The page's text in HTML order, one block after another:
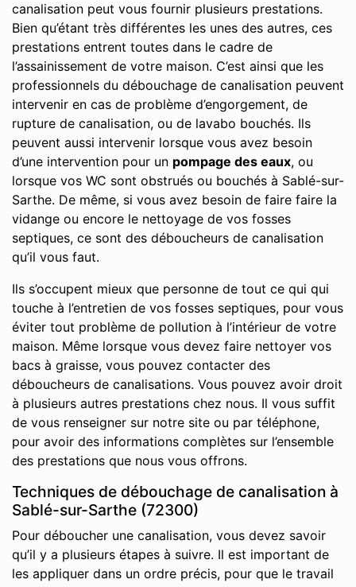
canalisation peut vous fournir plusieurs prestations.
Bien qu’étant très différentes les unes des autres, ces
prestations entrent toutes dans le cadre de
l’assainissement de votre maison. C’est ainsi que les
professionnels du débouchage de canalisation peuvent
intervenir en cas de problème d’engorgement, de
rupture de canalisation, ou de lavabo bouchés. Ils
peuvent aussi intervenir lorsque vous avez besoin
d’une intervention pour un pompage des eaux, ou
lorsque vos WC sont obstrués ou bouchés à Sablé-sur-
Sarthe. De même, si vous avez besoin de faire faire la
vidange ou encore le nettoyage de vos fosses
septiques, ce sont des déboucheurs de canalisation
qu’il vous faut.
Ils s’occupent mieux que personne de tout ce qui qui
touche à l’entretien de vos fosses septiques, pour vous
éviter tout problème de pollution à l’intérieur de votre
maison. Même lorsque vous devez faire nettoyer vos
bacs à graisse, vous pouvez contacter des
déboucheurs de canalisations. Vous pouvez avoir droit
à plusieurs autres prestations chez nous. Il vous suffit
de vous renseigner sur notre site ou par téléphone,
pour avoir des informations complètes sur l’ensemble
des prestations que nous vous offrons.
Techniques de débouchage de canalisation à
Sablé-sur-Sarthe (72300)
Pour déboucher une canalisation, vous devez savoir
qu’il y a plusieurs étapes à suivre. Il est important de
les appliquer dans un ordre précis, pour que le travail